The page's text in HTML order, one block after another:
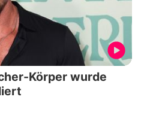
Körper wurde